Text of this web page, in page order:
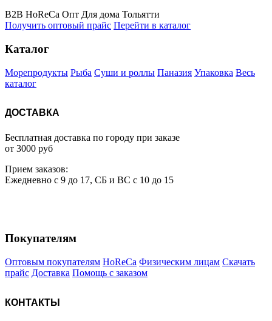
B2B HoReCa Опт Для дома Тольятти
Получить оптовый прайс Перейти в каталог
Каталог
Морепродукты Рыба Суши и роллы Паназия Упаковка Весь
каталог
ДОСТАВКА
Бесплатная доставка по городу при заказе
от 3000 руб
Прием заказов:
Ежедневно с 9 до 17, СБ и ВС с 10 до 15
Покупателям
Оптовым покупателям HoReCa Физическим лицам Скачать
прайс Доставка Помощь с заказом
КОНТАКТЫ